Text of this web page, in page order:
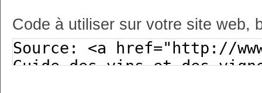
Code à utiliser sur votre site web,